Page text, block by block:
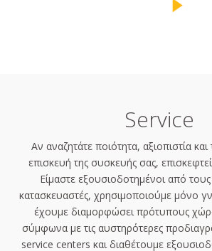
Service
Αν αναζητάτε ποιότητα, αξιοπιστία και
επισκευή της συσκευής σας,
Είμαστε εξουσιοδοτημένοι από
κατασκευαστές, χρησιμοποιούμε μόνο
έχουμε διαμορφώσει πρότυπους
σύμφωνα με τις αυστηρότερες
service centers και διαθέτουμε